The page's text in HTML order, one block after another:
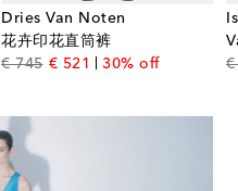
Dries Van Noten
花卉印花直筒裤
€ 745original price
€ 521 discount price
30% off
€